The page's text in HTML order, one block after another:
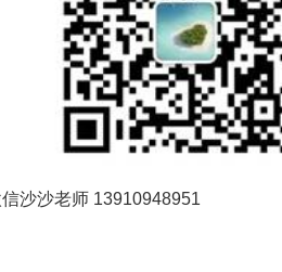
沙沙老师 13910948951